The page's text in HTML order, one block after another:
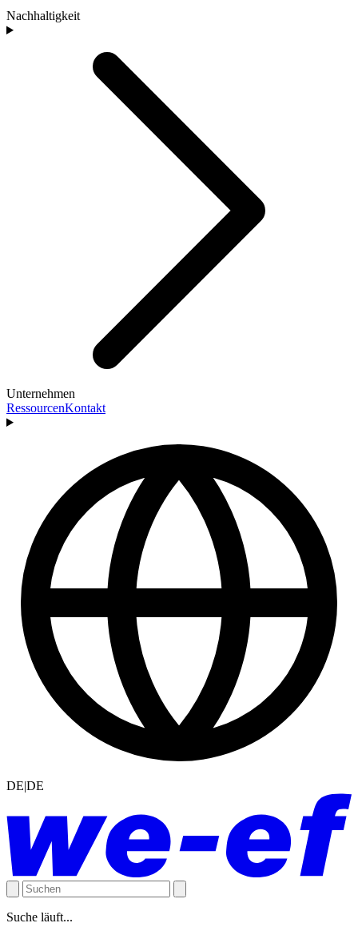
Nachhaltigkeit
Unternehmen
RessourcenKontakt
DE|DE
Suche läuft...